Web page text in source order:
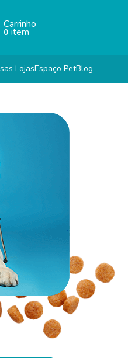
Carrinho
0 item
LojasEspaço PetBlog